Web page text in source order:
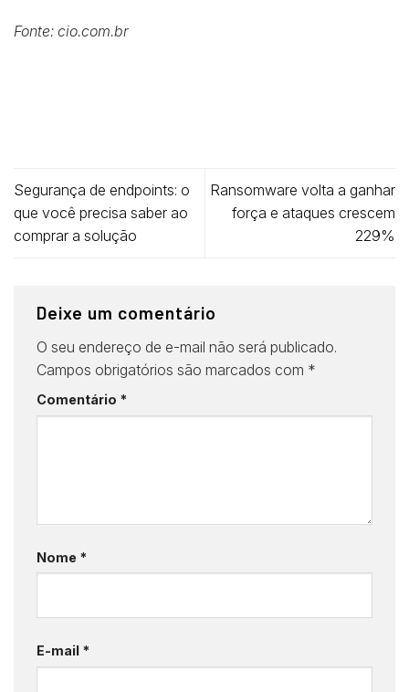
Fonte: cio.com.br
Segurança de endpoints: o
que você precisa saber ao
comprar a solução
Ransomware volta a ganhar
força e ataques crescem
229%
Deixe um comentário
O seu endereço de e-mail não será publicado.
Campos obrigatórios são marcados com *
Comentário *
Nome *
E-mail *